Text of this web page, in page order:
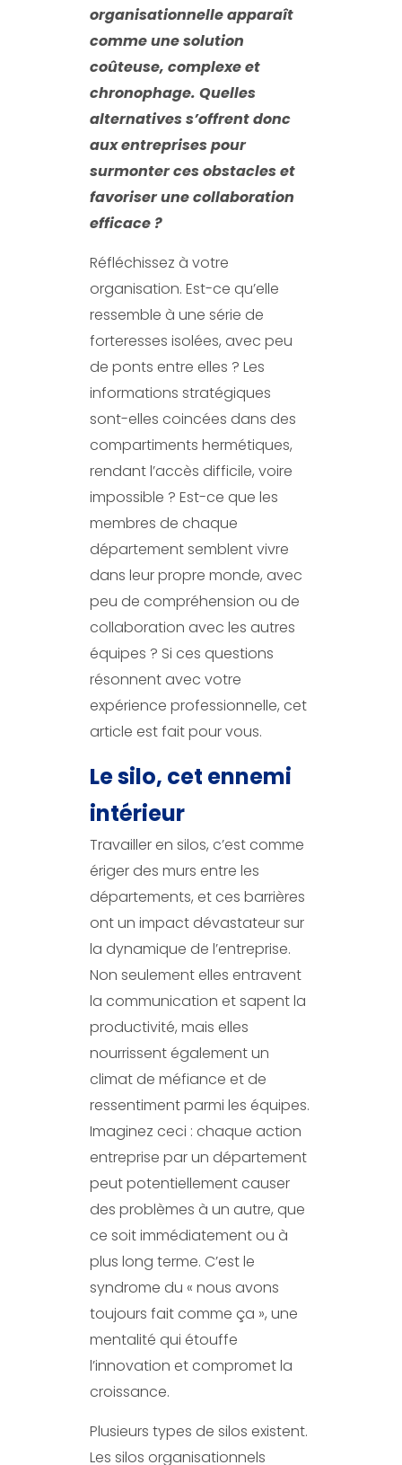
organisationnelle apparaît
comme une solution
coûteuse, complexe et
chronophage. Quelles
alternatives s’offrent donc
aux entreprises pour
surmonter ces obstacles et
favoriser une collaboration
efficace ?
Réfléchissez à votre
organisation. Est-ce qu’elle
ressemble à une série de
forteresses isolées, avec peu
de ponts entre elles ? Les
informations stratégiques
sont-elles coincées dans des
compartiments hermétiques,
rendant l’accès difficile, voire
impossible ? Est-ce que les
membres de chaque
département semblent vivre
dans leur propre monde, avec
peu de compréhension ou de
collaboration avec les autres
équipes ? Si ces questions
résonnent avec votre
expérience professionnelle, cet
article est fait pour vous.
Le silo, cet ennemi
intérieur
Travailler en silos, c’est comme
ériger des murs entre les
départements, et ces barrières
ont un impact dévastateur sur
la dynamique de l’entreprise.
Non seulement elles entravent
la communication et sapent la
productivité, mais elles
nourrissent également un
climat de méfiance et de
ressentiment parmi les équipes.
Imaginez ceci : chaque action
entreprise par un département
peut potentiellement causer
des problèmes à un autre, que
ce soit immédiatement ou à
plus long terme. C’est le
syndrome du « nous avons
toujours fait comme ça », une
mentalité qui étouffe
l’innovation et compromet la
croissance.
Plusieurs types de silos existent.
Les silos organisationnels